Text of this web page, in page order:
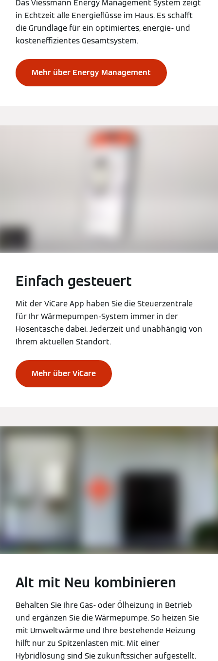
Das Viessmann Energy Management System zeigt
in Echtzeit alle Energieflüsse im Haus. Es schafft
die Grundlage für ein optimiertes, energie- und
kosteneffizientes Gesamtsystem.
Mehr über Energy Management
Einfach gesteuert
Mit der ViCare App haben Sie die Steuerzentrale
für Ihr Wärmepumpen-System immer in der
Hosentasche dabei. Jederzeit und unabhängig von
Ihrem aktuellen Standort.
Mehr über ViCare
Alt mit Neu kombinieren
Behalten Sie Ihre Gas- oder Ölheizung in Betrieb
und ergänzen Sie die Wärmepumpe. So heizen Sie
mit Umweltwärme und Ihre bestehende Heizung
hilft nur zu Spitzenlasten mit. Mit einer
Hybridlösung sind Sie zukunftssicher aufgestellt.